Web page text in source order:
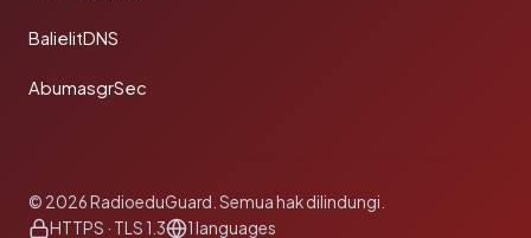
BalielitDNS
AbumasgrSec
© 2026 RadioeduGuard. Semua hak dilindungi.
HTTPS · TLS 1.3
1 languages